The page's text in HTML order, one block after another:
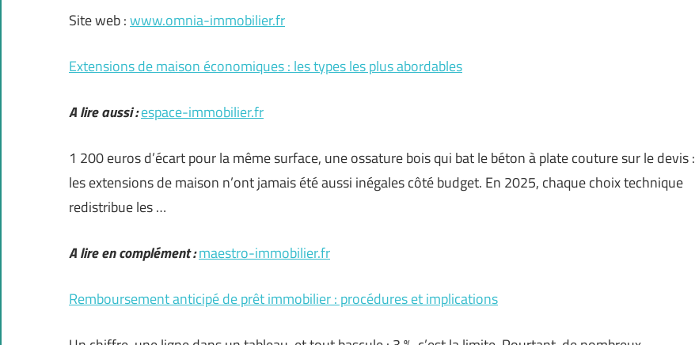
Site web :www.omnia-immobilier.fr
Extensions de maison économiques : les types les plus abordables
A lire aussi :espace-immobilier.fr
1 200 euros d’écart pour la même surface, une ossature bois qui bat le béton à plate couture sur le devis :
les extensions de maison n’ont jamais été aussi inégales côté budget. En 2025, chaque choix technique
redistribue les …
A lire en complément :maestro-immobilier.fr
Remboursement anticipé de prêt immobilier : procédures et implications